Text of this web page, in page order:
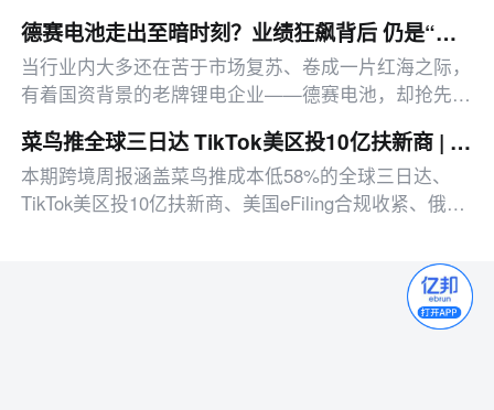
德赛电池走出至暗时刻？业绩狂飙背后 仍是“高级组装厂”
当行业内大多还在苦于市场复苏、卷成一片红海之际，
有着国资背景的老牌锂电企业——德赛电池，却抢先扔
菜鸟推全球三日达 TikTok美区投10亿扶新商 | 邦小白跨境周报
本期跨境周报涵盖菜鸟推成本低58%的全球三日达、
TikTok美区投10亿扶新商、美国eFiling合规收紧、俄电